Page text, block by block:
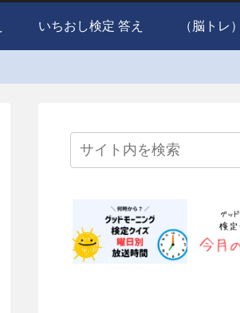
いちおし検定 答え （脳トレ）